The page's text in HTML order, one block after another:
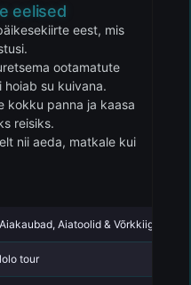
eelised
eest, mis
ootamatute
su kuivana.
kokku panna ja kaasa
reisiks.
nii aeda, matkale kui
Aiakaubad, Aiatoolid & Võrkkiiged
lolo tour